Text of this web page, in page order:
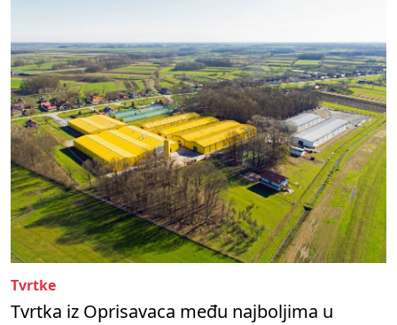
Tvrtke
Tvrtka iz Oprisavaca među najboljima u